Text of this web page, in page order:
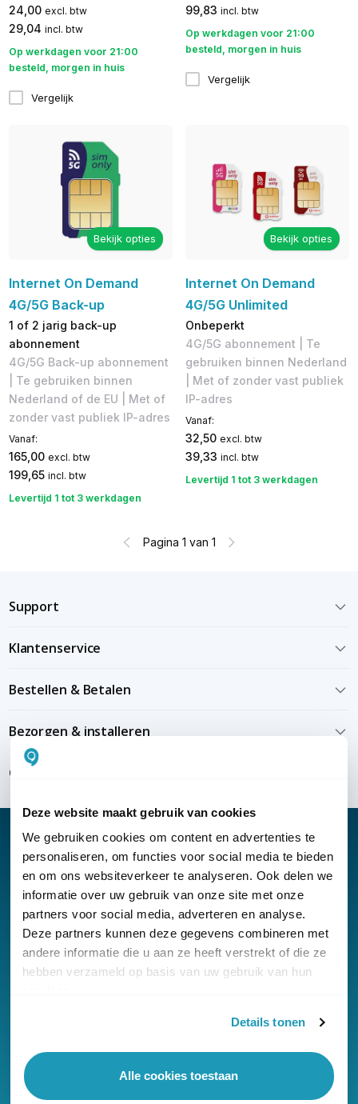
Deze website maakt gebruik van cookies
We gebruiken cookies om content en advertenties te
personaliseren, om functies voor social media te bieden
en om ons websiteverkeer te analyseren. Ook delen we
informatie over uw gebruik van onze site met onze
partners voor social media, adverteren en analyse.
Deze partners kunnen deze gegevens combineren met
andere informatie die u aan ze heeft verstrekt of die ze
hebben verzameld op basis van uw gebruik van hun
Details tonen
Alle cookies toestaan
24,00 excl. btw
29,04 incl. btw
Op werkdagen voor 21:00
besteld, morgen in huis
Vergelijk
99,83 incl. btw
Op werkdagen voor 21:00
besteld, morgen in huis
Vergelijk
Bekijk opties
Internet On Demand
4G/5G Back-up
1 of 2 jarig back-up
abonnement
4G/5G Back-up abonnement
| Te gebruiken binnen
Nederland of de EU | Met of
zonder vast publiek IP-adres
Vanaf:
165,00 excl. btw
199,65 incl. btw
Levertijd 1 tot 3 werkdagen
Bekijk opties
Internet On Demand
4G/5G Unlimited
Onbeperkt
4G/5G abonnement | Te
gebruiken binnen Nederland
| Met of zonder vast publiek
IP-adres
Vanaf:
32,50 excl. btw
39,33 incl. btw
Levertijd 1 tot 3 werkdagen
Pagina 1 van 1
Support
Klantenservice
Bestellen & Betalen
Bezorgen & installeren
Over KommaGo
Nieuwsbrief
Klantenservice